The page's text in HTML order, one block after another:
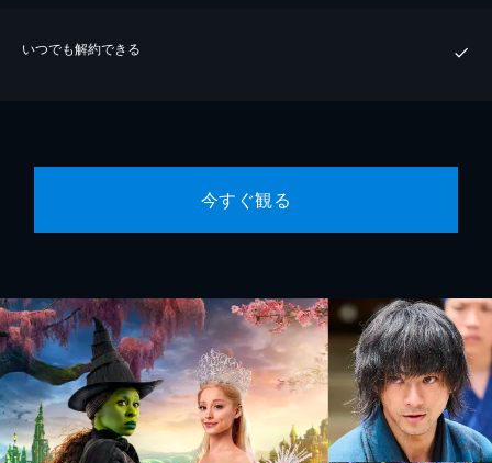
いつでも解約できる
今すぐ観る